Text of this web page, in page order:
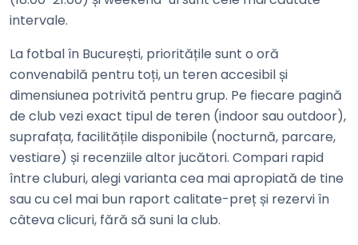
intervale.
La fotbal în București, prioritățile sunt o oră
convenabilă pentru toți, un teren accesibil și
dimensiunea potrivită pentru grup. Pe fiecare pagină
de club vezi exact tipul de teren (indoor sau outdoor),
suprafața, facilitățile disponibile (nocturnă, parcare,
vestiare) și recenziile altor jucători. Compari rapid
între cluburi, alegi varianta cea mai apropiată de tine
sau cu cel mai bun raport calitate-preț și rezervi în
câteva clicuri, fără să suni la club.